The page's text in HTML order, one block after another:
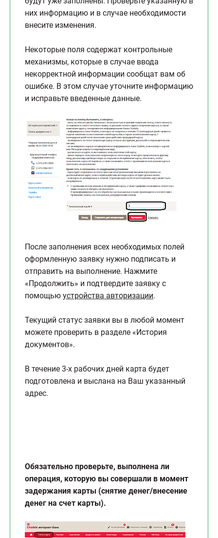
них информацию и в случае необходимости
внесите изменения.
Некоторые поля содержат контрольные
механизмы, которые в случае ввода
некорректной информации сообщат вам об
ошибке. В этом случае уточните информацию
и исправьте введенные данные.
После заполнения всех необходимых полей
оформленную заявку нужно подписать и
отправить на выполнение. Нажмите
«Продолжить» и подтвердите заявку с
помощью устройства авторизации.
Текущий статус заявки вы в любой момент
можете проверить в разделе «История
документов».
В течение 3-х рабочих дней карта будет
подготовлена и выслана на Ваш указанный
адрес.
Обязательно проверьте, выполнена ли
операция, которую вы совершали в момент
задержания карты (снятие денег/внесение
денег на счет карты).